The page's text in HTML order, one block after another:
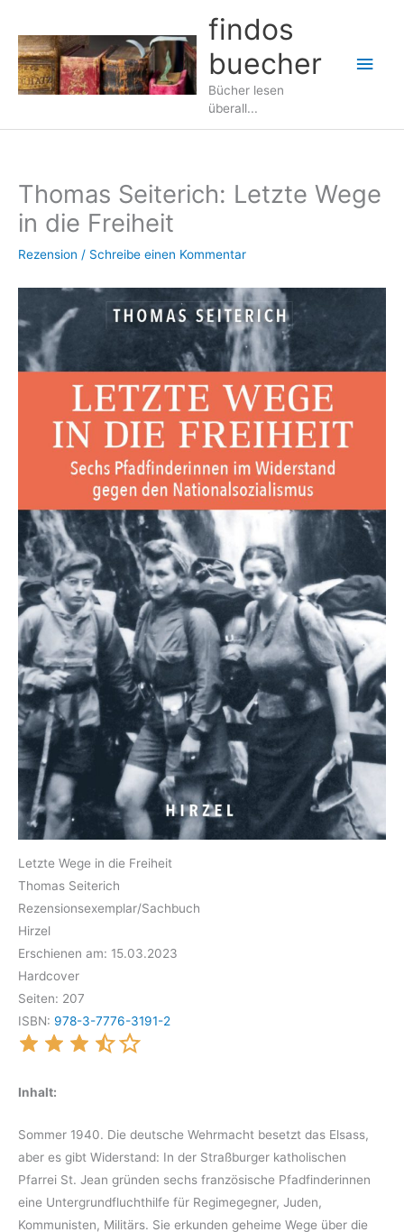
Inhalt
springen
findos
buecher
Bücher lesen
überall...
Thomas Seiterich: Letzte Wege
in die Freiheit
Rezension / Schreibe einen Kommentar
Letzte Wege in die Freiheit
Thomas Seiterich
Rezensionsexemplar/Sachbuch
Hirzel
Erschienen am: 15.03.2023
Hardcover
Seiten: 207
ISBN: 978-3-7776-3191-2
Inhalt:
Sommer 1940. Die deutsche Wehrmacht besetzt das Elsass,
aber es gibt Widerstand: In der Straßburger katholischen
Pfarrei St. Jean gründen sechs französische Pfadfinderinnen
eine Untergrundfluchthilfe für Regimegegner, Juden,
Kommunisten, Militärs. Sie erkunden geheime Wege über die